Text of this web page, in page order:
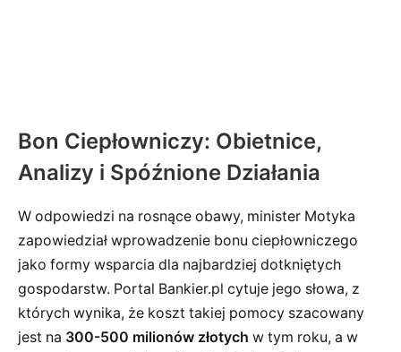
Bon Ciepłowniczy: Obietnice,
Analizy i Spóźnione Działania
W odpowiedzi na rosnące obawy, minister Motyka
zapowiedział wprowadzenie bonu ciepłowniczego
jako formy wsparcia dla najbardziej dotkniętych
gospodarstw. Portal Bankier.pl cytuje jego słowa, z
których wynika, że koszt takiej pomocy szacowany
jest na 300-500 milionów złotych w tym roku, a w